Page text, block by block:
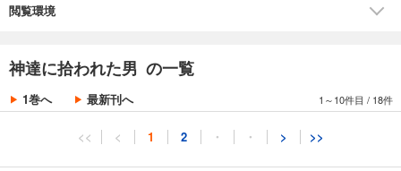
閲覧環境
神達に拾われた男 の一覧
1巻へ 最新刊へ 1～10件目 / 18件
<< < 1 2 ・ ・ > >>